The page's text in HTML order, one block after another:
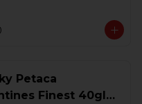
Petaca
Finest 40gl